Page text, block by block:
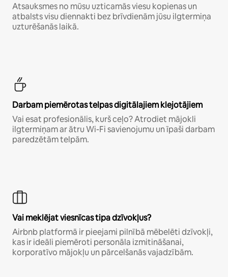
Atsauksmes no mūsu uzticamās viesu kopienas un
atbalsts visu diennakti bez brīvdienām jūsu ilgtermiņa
uzturēšanās laikā.
Darbam piemērotas telpas digitālajiem klejotājiem
Vai esat profesionālis, kurš ceļo? Atrodiet mājokli
ilgtermiņam ar ātru Wi-Fi savienojumu un īpaši darbam
paredzētām telpām.
Vai meklējat viesnīcas tipa dzīvokļus?
Airbnb platformā ir pieejami pilnībā mēbelēti dzīvokļi,
kas ir ideāli piemēroti personāla izmitināšanai,
korporatīvo mājokļu un pārcelšanās vajadzībām.